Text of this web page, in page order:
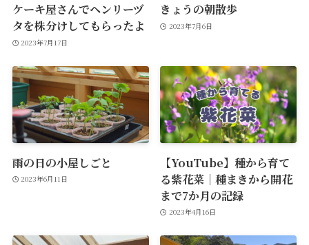
ケーキ屋さんでヘンリーヅ
タを株分けしてもらったよ
2023年7月17日
きょうの朝散歩
2023年7月6日
雨の日の小屋しごと
2023年6月11日
【YouTube】種から育て
る紫花菜｜種まきから開花
まで7か月の記録
2023年4月16日